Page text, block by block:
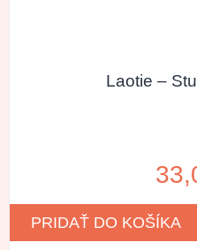
Laotie –
PRIDAŤ DO KOŠÍKA